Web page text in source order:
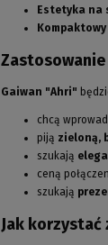
Estetyka na
Gaiwan "Ahri"
chcą
piją zieloną,
szukają
ceną
szukają
Jak korzystać